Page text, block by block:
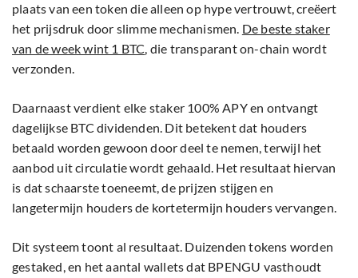
plaats van een token die alleen op hype vertrouwt, creëert
het prijsdruk door slimme mechanismen. De beste staker
van de week wint 1 BTC, die transparant on-chain wordt
verzonden.
Daarnaast verdient elke staker 100% APY en ontvangt
dagelijkse BTC dividenden. Dit betekent dat houders
betaald worden gewoon door deel te nemen, terwijl het
aanbod uit circulatie wordt gehaald. Het resultaat hiervan
is dat schaarste toeneemt, de prijzen stijgen en
langetermijn houders de kortetermijn houders vervangen.
Dit systeem toont al resultaat. Duizenden tokens worden
gestaked, en het aantal wallets dat BPENGU vasthoudt